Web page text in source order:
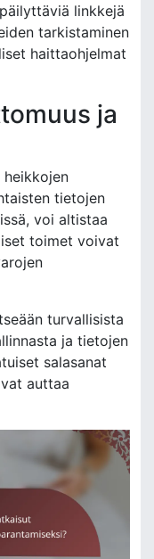
linkkejä
tarkistaminen
haittaohjelmat
ja
heikkojen
tietojen
voi altistaa
toimet voivat
turvallisista
ja tietojen
salasanat
auttaa